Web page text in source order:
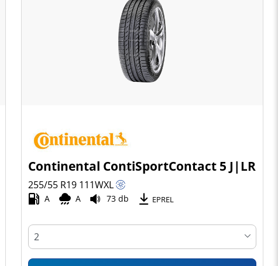
Continental ContiSportContact 5 J|LR
255/55 R19 111WXL
A A 73 db EPREL